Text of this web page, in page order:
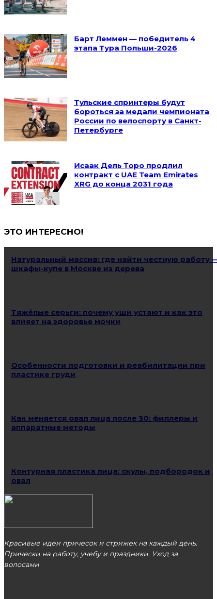
Барт Леммен — победитель 4
этапа Тура Польши-2026
Тульские спринтеры будут
бороться за медали чемпионата
России по велоспорту в Санкт-
Петербурге
Исаак Дель Торо продлил
контракт с UAE Team Emirates
XRG до конца 2031 года
ЭТО ИНТЕРЕСНО!
Натуральный массив: где найти честную работу
шкафы-купе в Москве из дерева
Тяжёлые серьги: почему уши устают и как это
влияет на здоровье мочки
Особенности подготовки и реабилитации при
пластике груди
Как меняется овал лица после 30: филлеры и
аппаратные методы
Контурная пластика лица: скулы, подбородок и
овал
Красивые идеи причесок и стрижек на каждый день.
Прически на работу, учебу и праздники. Уход за
волосами